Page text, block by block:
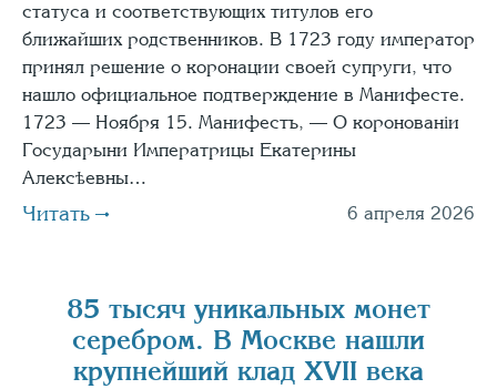
статуса и соответствующих титулов его
ближайших родственников. В 1723 году император
принял решение о коронации своей супруги, что
нашло официальное подтверждение в Манифесте.
1723 — Ноября 15. Манифестъ, — О коронованіи
Государыни Императрицы Екатерины
Алексѣевны…
Читать 6 апреля 2026
85 тысяч уникальных монет
серебром. В Москве нашли
крупнейший клад XVII века